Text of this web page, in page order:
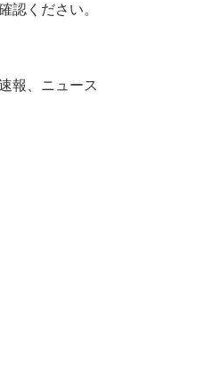
認ください。
報、ニュース